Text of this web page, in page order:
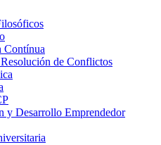
Contínua
de Conflictos
y Desarrollo Emprendedor